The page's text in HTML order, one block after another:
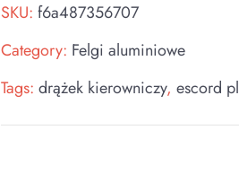
SKU:f6a487356707
Category: Felgi aluminiowe
Tags:drążek kierowniczy,escord pl